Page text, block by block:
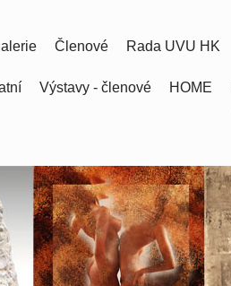
Rada UVU HK
Členové
HOME
Výstavy - členové